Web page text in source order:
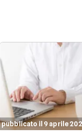
pubblicato il 9 aprile